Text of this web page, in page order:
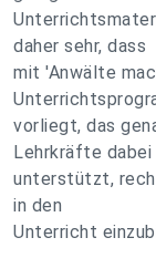
daher sehr, dass
mit 'Anwälte
vorliegt, das
Lehrkräfte dabei
unterstützt,
in den
Unterricht